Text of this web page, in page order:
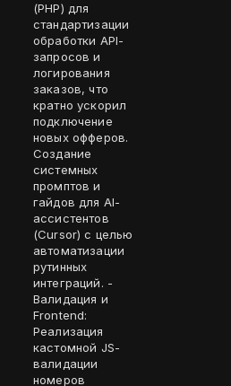
(PHP) для
стандартизации
обработки API-
запросов и
логирования
заказов, что
кратно ускорил
подключение
новых офферов.
Создание
системных
промптов и
гайдов для AI-
ассистентов
(Cursor) с целью
автоматизации
рутинных
интеграций. -
Валидация и
Frontend:
Реализация
кастомной JS-
валидации
номеров